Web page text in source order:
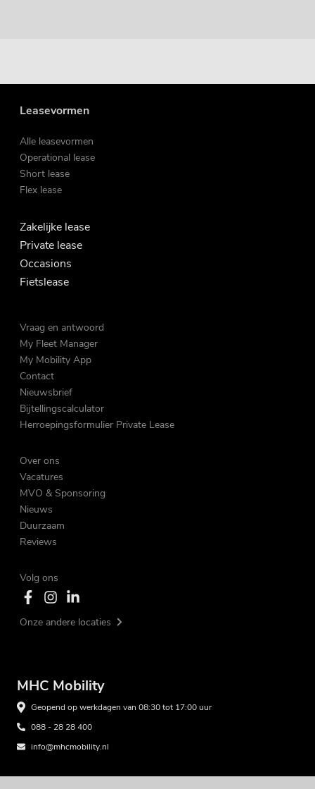
Leasevormen
Alle leasevormen
Operational lease
Short lease
Flex lease
Zakelijke lease
Private lease
Occasions
Fietslease
Vraag en antwoord
My Fleet Manager
My Mobility App
Contact
Nieuwsbrief
Bijtellingscalculator
Herroepingsformulier Private Lease
Over ons
Vacatures
MVO & Sponsoring
Nieuws
Duurzaam
Reviews
Volg ons
Onze andere locaties
MHC Mobility
Geopend op werkdagen van 08:30 tot 17:00 uur
088 - 28 28 400
info@mhcmobility.nl